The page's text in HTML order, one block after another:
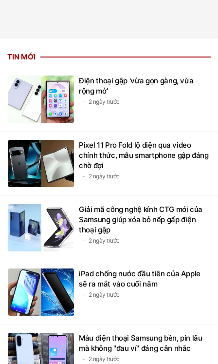
TIN MỚI
Điện thoại gập 'vừa gọn gàng, vừa
rộng mở'
2 ngày trước
Pixel 11 Pro Fold lộ diện qua video
chính thức, mẫu smartphone gập đáng
chờ đợi
2 ngày trước
Giải mã công nghệ kính CTG mới của
Samsung giúp xóa bỏ nếp gấp điện
thoại gập
2 ngày trước
iPad chống nước đầu tiên của Apple
sẽ ra mắt vào cuối năm
2 ngày trước
Mẫu điện thoại Samsung bền, pin lâu
mà không "đau ví" đáng cân nhắc
2 ngày trước